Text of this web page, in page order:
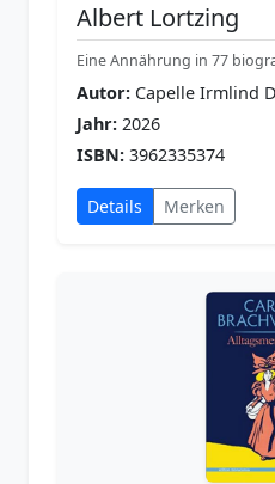
Albert Lortzing
Eine Annährung in 77
Autor: Capelle Irmlind
Jahr: 2026
ISBN: 3962335374
Details Merken